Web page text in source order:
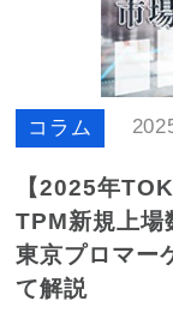
コラム
【2025年
TPM新規上
東京プロマー
て解説